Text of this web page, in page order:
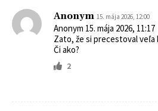
Anonym 15. mája 2026, 12:00
Anonym 15. mája 2026, 11:17
Zato, že si precestoval veľa
Či ako?
2